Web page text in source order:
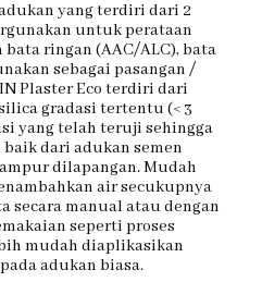
yang terdiri dari 2
untuk perataan
ringan (AAC/ALC), bata
sebagai pasangan /
Plaster Eco terdiri dari
gradasi tertentu (< 3
yang telah teruji sehingga
dari adukan semen
dilapangan. Mudah
air secukupnya
secara manual atau dengan
seperti proses
mudah diaplikasikan
adukan biasa.